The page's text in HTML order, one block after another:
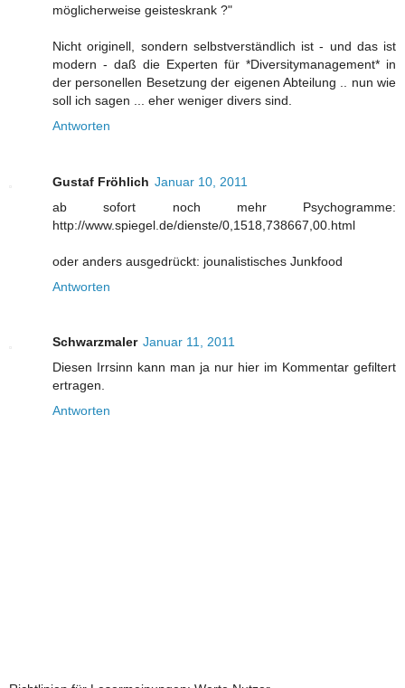
möglicherweise geisteskrank ?"
Nicht originell, sondern selbstverständlich ist - und das ist
modern - daß die Experten für *Diversitymanagement* in
der personellen Besetzung der eigenen Abteilung .. nun wie
soll ich sagen ... eher weniger divers sind.
Antworten
Gustaf Fröhlich Januar 10, 2011
ab sofort noch mehr Psychogramme:
http://www.spiegel.de/dienste/0,1518,738667,00.html
oder anders ausgedrückt: jounalistisches Junkfood
Antworten
Schwarzmaler Januar 11, 2011
Diesen Irrsinn kann man ja nur hier im Kommentar gefiltert
ertragen.
Antworten